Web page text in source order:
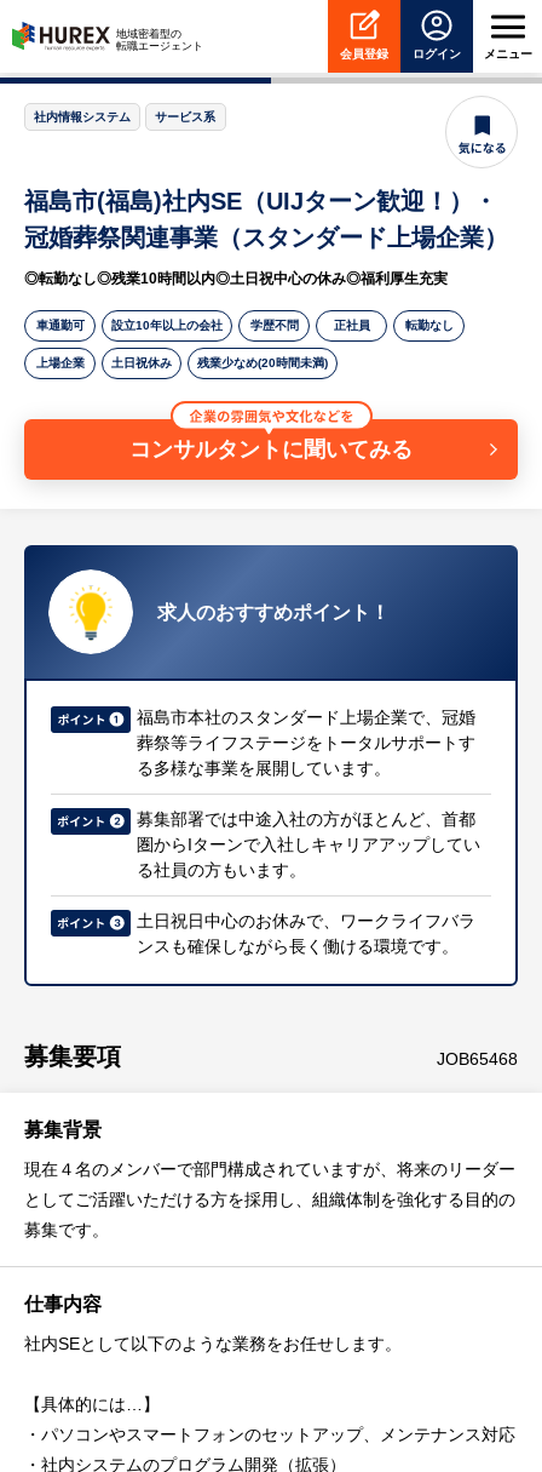
HUREX
地域密着型の
転職エージェント
会員登録 ログイン メニュー
社内情報システム サービス系
福島市(福島)社内SE（UIJターン歓迎！）・
冠婚葬祭関連事業（スタンダード上場企業）
◎転勤なし◎残業10時間以内◎土日祝中心の休み◎福利厚生充実
車通勤可 設立10年以上の会社 学歴不問 正社員 転勤なし
上場企業 土日祝休み 残業少なめ(20時間未満)
コンサルタントに聞いてみる
求人のおすすめポイント！
福島市本社のスタンダード上場企業で、冠婚
葬祭等ライフステージをトータルサポートす
る多様な事業を展開しています。
募集部署では中途入社の方がほとんど、首都
圏からIターンで入社しキャリアアップしてい
る社員の方もいます。
土日祝日中心のお休みで、ワークライフバラ
ンスも確保しながら長く働ける環境です。
募集要項 JOB65468
募集背景
現在４名のメンバーで部門構成されていますが、将来のリーダー
としてご活躍いただける方を採用し、組織体制を強化する目的の
募集です。
仕事内容
社内SEとして以下のような業務をお任せします。
【具体的には…】
・パソコンやスマートフォンのセットアップ、メンテナンス対応
・社内システムのプログラム開発（拡張）